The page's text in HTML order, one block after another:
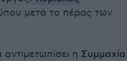
μετά το πέρας των
η Συμμαχία